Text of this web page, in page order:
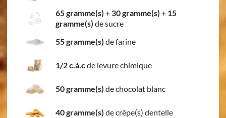
65 gramme(s) + 30 gramme(s) + 15
gramme(s) de sucre
55 gramme(s) de farine
1/2 c.à.cde levure chimique
50 gramme(s) de chocolat blanc
40 gramme(s) de crêpe(s) dentelle